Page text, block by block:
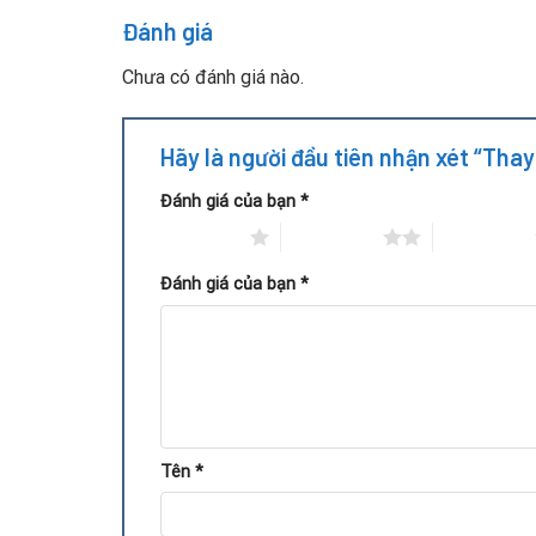
Giữ nguyên cấu hình: Người dùng không cần
Quy trình thay IC điều khiển
Đánh giá
Chưa có đánh giá nào.
Hãy là người đầu tiên nhận xét
Đánh giá của bạn *
Đánh giá của bạn *
Tên *